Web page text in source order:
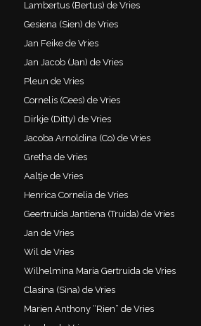
Lambertus (Bertus) de Vries
Gesiena (Sien) de Vries
Jan Feike de Vries
Jan Jacob (Jan) de Vries
Pleun de Vries
Cornelis (Cees) de Vries
Dirkje (Ditty) de Vries
Jacoba Arnoldina (Co) de Vries
Gretha de Vries
Aaltje de Vries
Henrica Cornelia de Vries
Geertruida Jantiena (Truida) de Vries
Jan de Vries
Wil de Vries
Wilhelmina Maria Gertruida de Vries
Clasina (Sina) de Vries
Marien Anthony “Rien” de Vries